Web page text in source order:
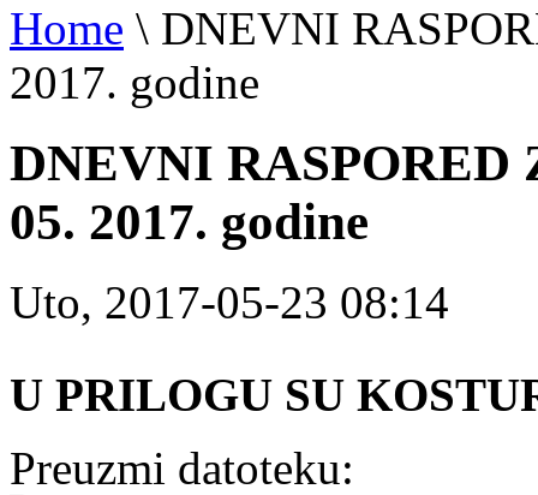
Home \ DNEVNI
2017. godine
DNEVNI
05. 2017. godine
Uto, 2017-05-23 08:14
U PRILOGU SU
Preuzmi datoteku: